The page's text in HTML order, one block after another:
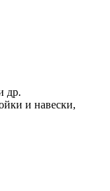
др.
и навески,